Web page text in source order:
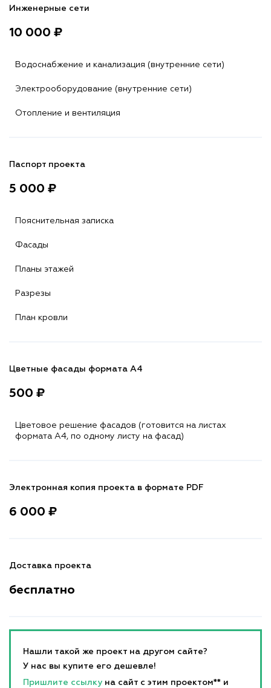
Инженерные сети
10 000 ₽
Водоснабжение и канализация (внутренние сети)
Электрооборудование (внутренние сети)
Отопление и вентиляция
Паспорт проекта
5 000 ₽
Пояснительная записка
Фасады
Планы этажей
Разрезы
План кровли
Цветные фасады формата А4
500 ₽
Цветовое решение фасадов (готовится на листах
формата A4, по одному листу на фасад)
Электронная копия проекта в формате PDF
6 000 ₽
Доставка проекта
бесплатно
Нашли такой же проект на другом сайте?
У нас вы купите его дешевле!
Пришлите ссылку на сайт с этим проектом** и